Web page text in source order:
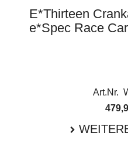
E*Thirteen
e*Spec Race
Art.Nr.